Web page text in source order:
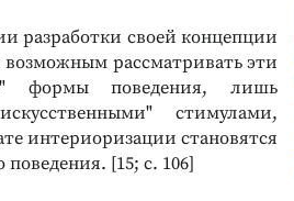
разработки своей концепции
рассматривать эти
формы поведения, лишь
стимулами,
интериоризации становятся
[15; с. 106]